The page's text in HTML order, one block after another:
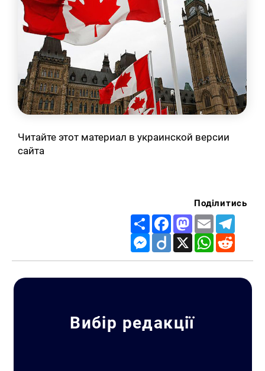
Читайте этот материал в украинской версии
сайта
Поділитись
Share FacebookMastodon
Email
Messenger
Diigo X WhatsApp
Вибір редакції